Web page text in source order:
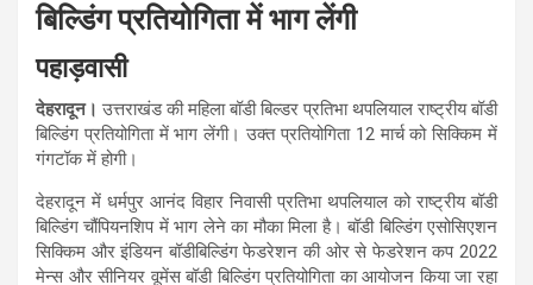
बिल्डिंग प्रतियोगिता में भाग लेंगी
पहाड़वासी
देहरादून। उत्तराखंड की महिला बॉडी बिल्डर प्रतिभा थपलियाल राष्ट्रीय बॉडी
बिल्डिंग प्रतियोगिता में भाग लेंगी। उक्त प्रतियोगिता 12 मार्च को सिक्किम में
गंगटॉक में होगी।
देहरादून में धर्मपुर आनंद विहार निवासी प्रतिभा थपलियाल को राष्ट्रीय बॉडी
बिल्डिंग चौंपियनशिप में भाग लेने का मौका मिला है। बॉडी बिल्डिंग एसोसिएशन
सिक्किम और इंडियन बॉडीबिल्डिंग फेडरेशन की ओर से फेडरेशन कप 2022
मेन्स और सीनियर वूमेंस बॉडी बिल्डिंग प्रतियोगिता का आयोजन किया जा रहा